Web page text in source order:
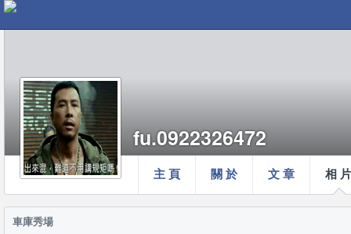
主 頁 關 於 文 章 相 片
fu.0922326472
車庫秀場